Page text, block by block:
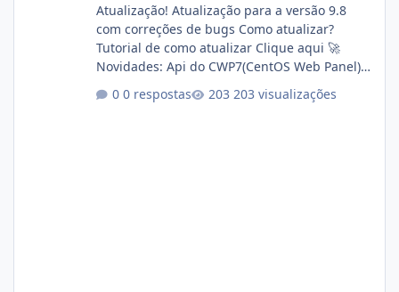
Atualização! Atualização para a versão 9.8
com correções de bugs Como atualizar?
Tutorial de como atualizar Clique aqui 🚀
Novidades: Api do CWP7(CentOS Web Panel)
Link publico para consulta de sub.dominio
autorizado a usasr o isistem:
0 respostas 203 visualizações